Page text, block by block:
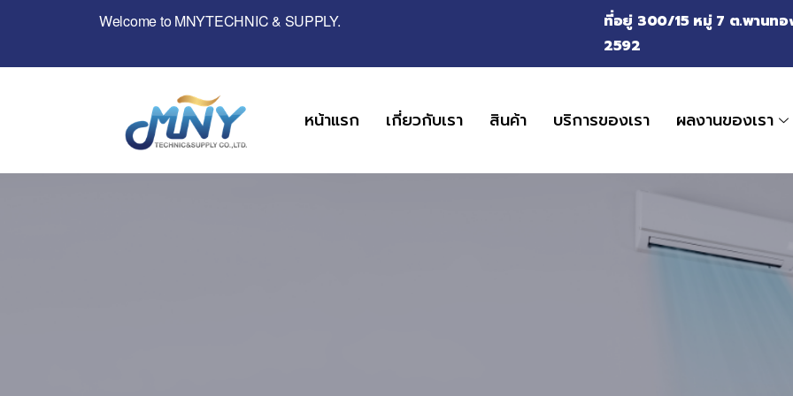
Welcome to MNYTECHNIC & SUPPLY.
ที่อยู่ 300/15 หมู่ 7 ต.พานท
2592
หน้าแรก เกี่ยวกับเรา สินค้า บริการของเรา ผลงานของเรา